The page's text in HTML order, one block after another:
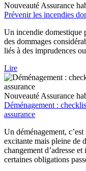
Nouveauté Assurance
Prévenir les incendies
Un incendie domestique
des dommages
liés à des imprudences
Lire
Nouveauté Assurance
Déménagement :
assurance
Un déménagement,
excitante mais pleine de
changement d’adresse
certaines obligations